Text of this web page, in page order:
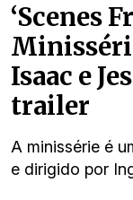
‘Scenes
Isaac e
trailer
A minissérie é
e dirigido por